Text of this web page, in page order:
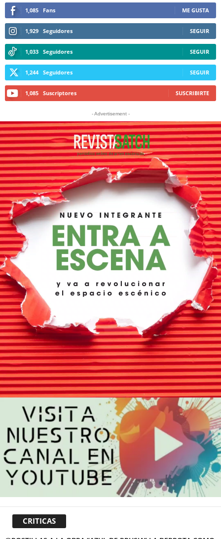
1,085 Fans ME GUSTA
1,929 Seguidores SEGUIR
1,033 Seguidores SEGUIR
1,244 Seguidores SEGUIR
1,085 Suscriptores SUSCRIBIRTE
- Advertisement -
CRITICAS